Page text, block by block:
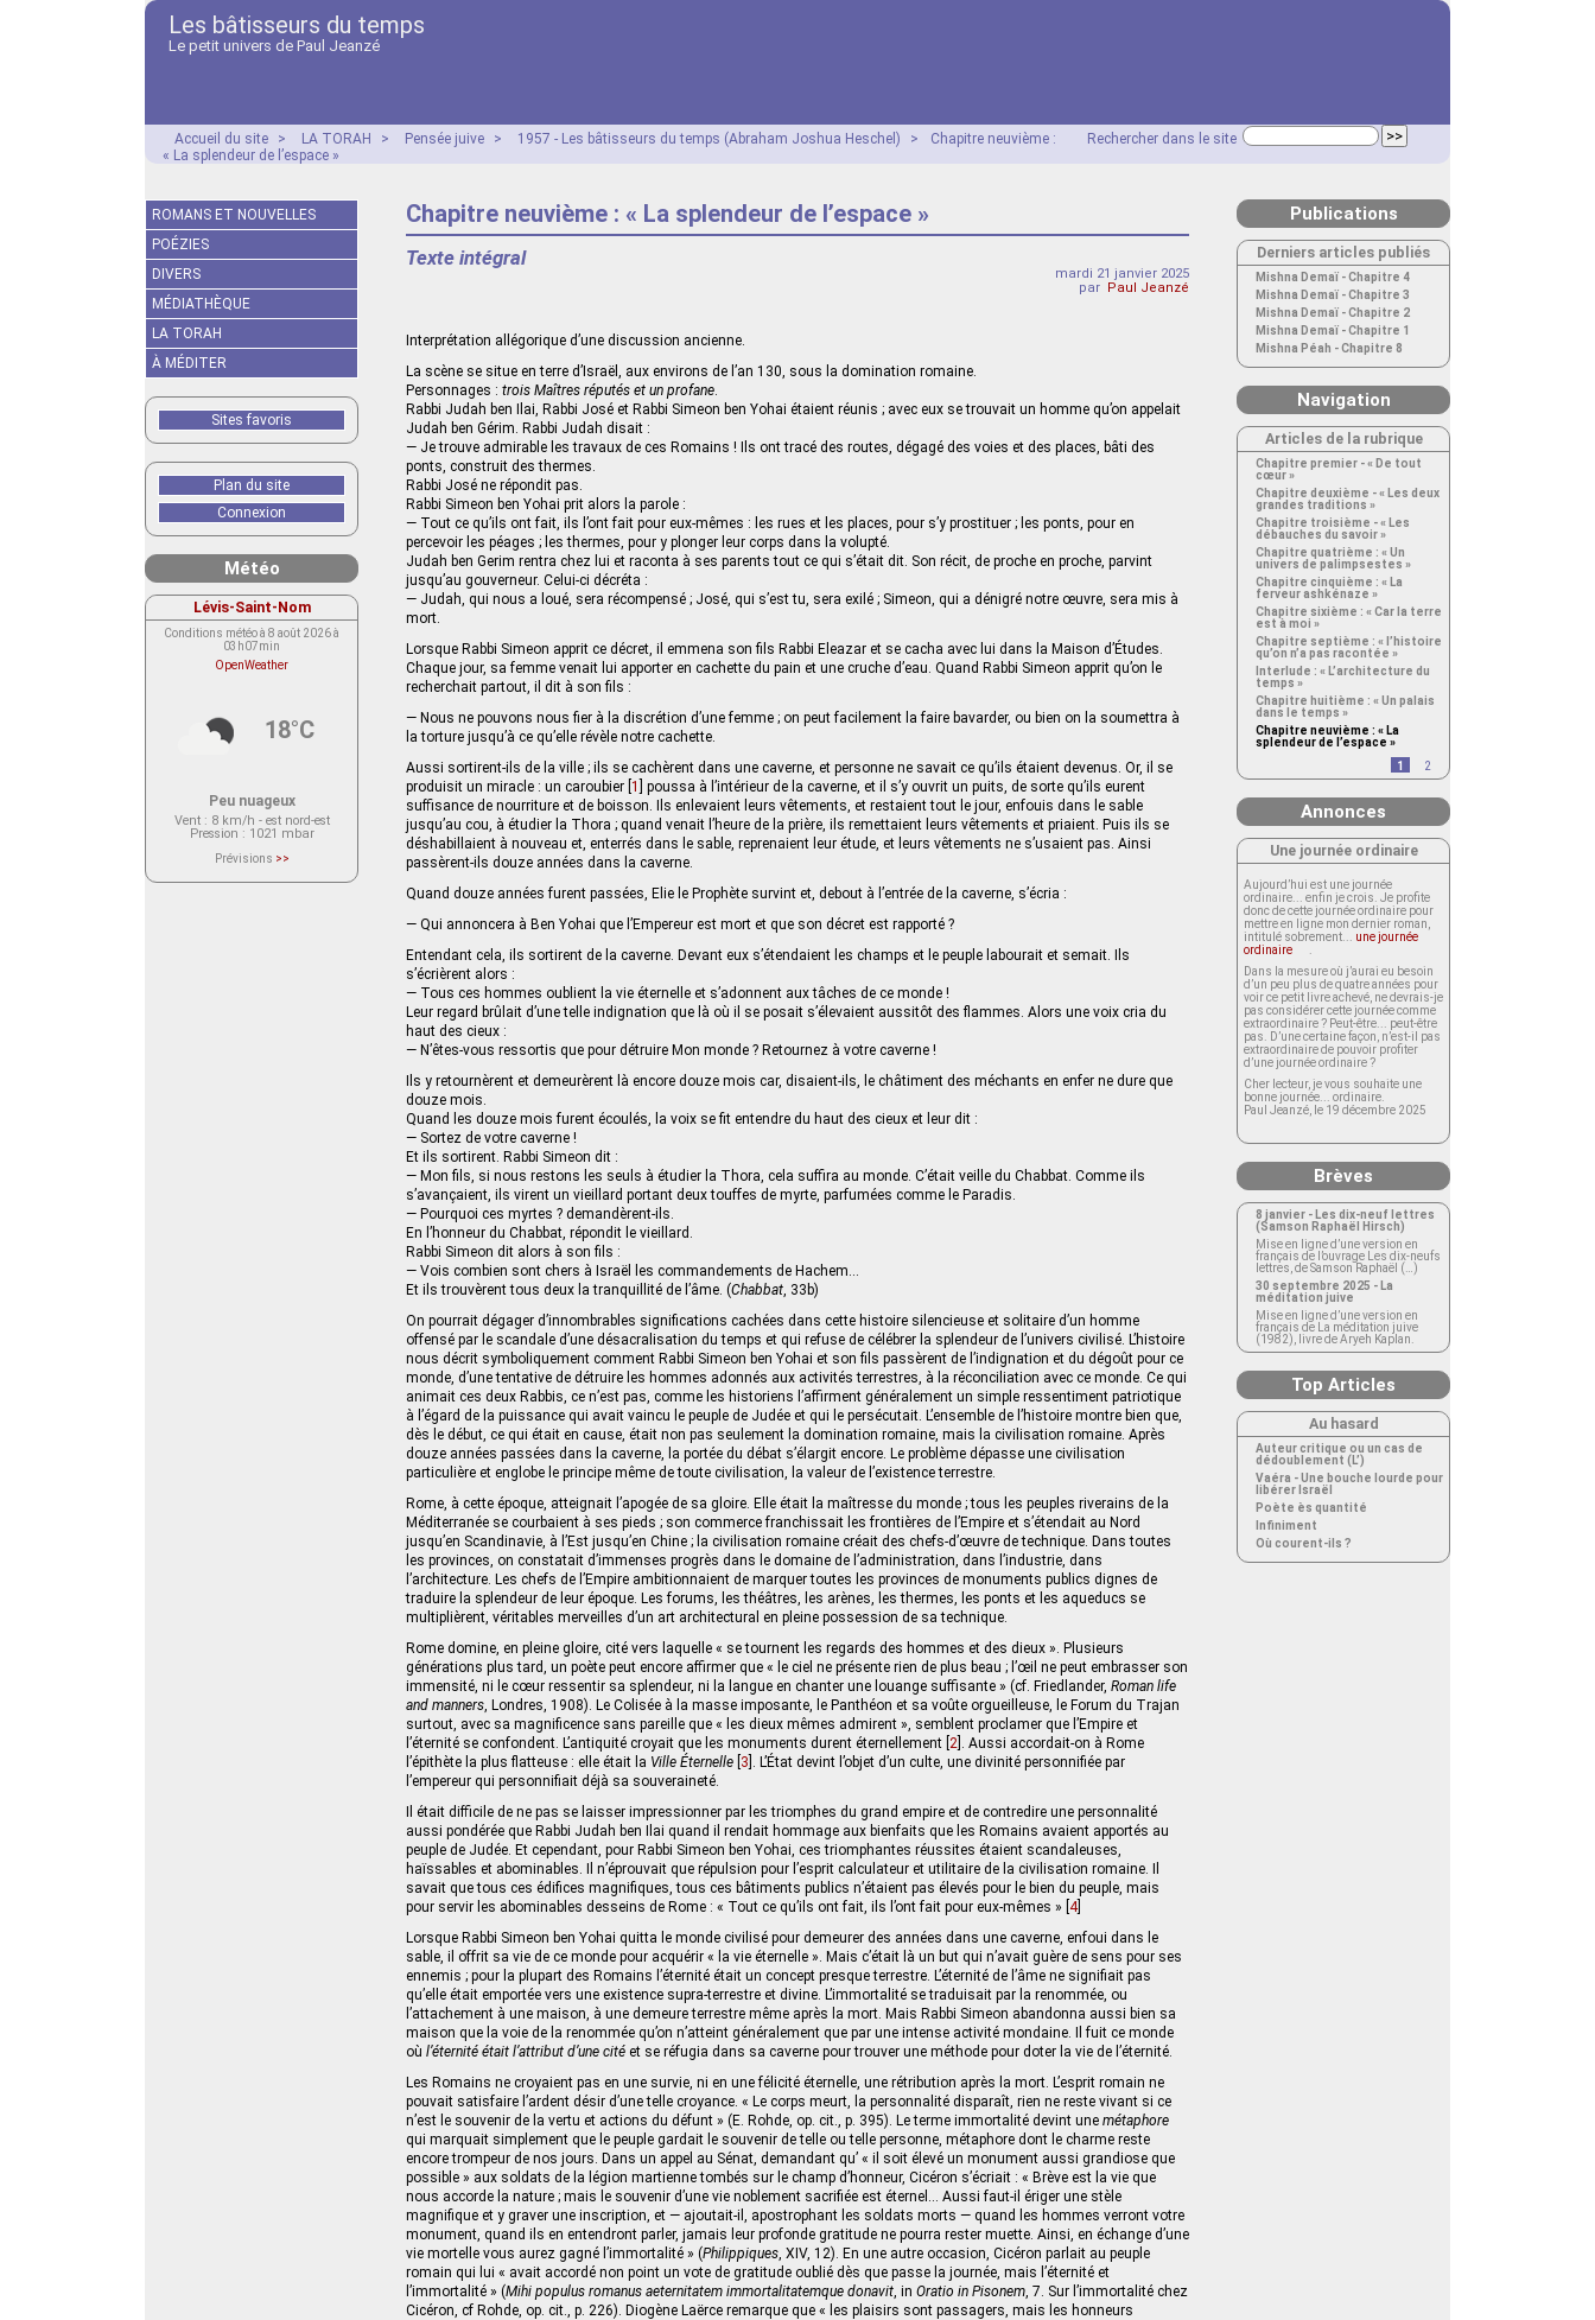
Les bâtisseurs du temps
Le petit univers de Paul Jeanzé
Rechercher dans le site
Accueil du site > LA TORAH > Pensée juive > 1957 - Les bâtisseurs du temps (Abraham Joshua Heschel) >
Chapitre neuvième :
« La splendeur de l’espace »
Chapitre neuvième : « La splendeur de l’espace »
Texte intégral
mardi 21 janvier 2025
par Paul Jeanzé
Interprétation allégorique d’une discussion ancienne.
La scène se situe en terre d’Israël, aux environs de l’an 130, sous la domination romaine.
Personnages : trois Maîtres réputés et un profane.
Rabbi Judah ben Ilai, Rabbi José et Rabbi Simeon ben Yohai étaient réunis ; avec eux se trouvait un homme qu’on appelait
Judah ben Gérim. Rabbi Judah disait :
— Je trouve admirable les travaux de ces Romains ! Ils ont tracé des routes, dégagé des voies et des places, bâti des
ponts, construit des thermes.
Rabbi José ne répondit pas.
Rabbi Simeon ben Yohai prit alors la parole :
— Tout ce qu’ils ont fait, ils l’ont fait pour eux-mêmes : les rues et les places, pour s’y prostituer ; les ponts, pour en
percevoir les péages ; les thermes, pour y plonger leur corps dans la volupté.
Judah ben Gerim rentra chez lui et raconta à ses parents tout ce qui s’était dit. Son récit, de proche en proche, parvint
jusqu’au gouverneur. Celui-ci décréta :
— Judah, qui nous a loué, sera récompensé ; José, qui s’est tu, sera exilé ; Simeon, qui a dénigré notre œuvre, sera mis à
mort.
Lorsque Rabbi Simeon apprit ce décret, il emmena son fils Rabbi Eleazar et se cacha avec lui dans la Maison d’Études.
Chaque jour, sa femme venait lui apporter en cachette du pain et une cruche d’eau. Quand Rabbi Simeon apprit qu’on le
recherchait partout, il dit à son fils :
— Nous ne pouvons nous fier à la discrétion d’une femme ; on peut facilement la faire bavarder, ou bien on la soumettra à
la torture jusqu’à ce qu’elle révèle notre cachette.
Aussi sortirent-ils de la ville ; ils se cachèrent dans une caverne, et personne ne savait ce qu’ils étaient devenus. Or, il se
produisit un miracle : un caroubier 1
poussa à l’intérieur de la caverne, et il s’y ouvrit un puits, de sorte qu’ils eurent
suffisance de nourriture et de boisson. Ils enlevaient leurs vêtements, et restaient tout le jour, enfouis dans le sable
jusqu’au cou, à étudier la Thora ; quand venait l’heure de la prière, ils remettaient leurs vêtements et priaient. Puis ils se
déshabillaient à nouveau et, enterrés dans le sable, reprenaient leur étude, et leurs vêtements ne s’usaient pas. Ainsi
passèrent-ils douze années dans la caverne.
Quand douze années furent passées, Elie le Prophète survint et, debout à l’entrée de la caverne, s’écria :
— Qui annoncera à Ben Yohai que l’Empereur est mort et que son décret est rapporté ?
Entendant cela, ils sortirent de la caverne. Devant eux s’étendaient les champs et le peuple labourait et semait. Ils
s’écrièrent alors :
— Tous ces hommes oublient la vie éternelle et s’adonnent aux tâches de ce monde !
Leur regard brûlait d’une telle indignation que là où il se posait s’élevaient aussitôt des flammes. Alors une voix cria du
haut des cieux :
— N’êtes-vous ressortis que pour détruire Mon monde ? Retournez à votre caverne !
Ils y retournèrent et demeurèrent là encore douze mois car, disaient-ils, le châtiment des méchants en enfer ne dure que
douze mois.
Quand les douze mois furent écoulés, la voix se fit entendre du haut des cieux et leur dit :
— Sortez de votre caverne !
Et ils sortirent. Rabbi Simeon dit :
— Mon fils, si nous restons les seuls à étudier la Thora, cela suffira au monde. C’était veille du Chabbat. Comme ils
s’avançaient, ils virent un vieillard portant deux touffes de myrte, parfumées comme le Paradis.
— Pourquoi ces myrtes ? demandèrent-ils.
En l’honneur du Chabbat, répondit le vieillard.
Rabbi Simeon dit alors à son fils :
— Vois combien sont chers à Israël les commandements de Hachem...
Et ils trouvèrent tous deux la tranquillité de l’âme. (Chabbat, 33b)
On pourrait dégager d’innombrables significations cachées dans cette histoire silencieuse et solitaire d’un homme
offensé par le scandale d’une désacralisation du temps et qui refuse de célébrer la splendeur de l’univers civilisé. L’histoire
nous décrit symboliquement comment Rabbi Simeon ben Yohai et son fils passèrent de l’indignation et du dégoût pour ce
monde, d’une tentative de détruire les hommes adonnés aux activités terrestres, à la réconciliation avec ce monde. Ce qui
animait ces deux Rabbis, ce n’est pas, comme les historiens l’affirment généralement un simple ressentiment patriotique
à l’égard de la puissance qui avait vaincu le peuple de Judée et qui le persécutait. L’ensemble de l’histoire montre bien que,
dès le début, ce qui était en cause, était non pas seulement la domination romaine, mais la civilisation romaine. Après
douze années passées dans la caverne, la portée du débat s’élargit encore. Le problème dépasse une civilisation
particulière et englobe le principe même de toute civilisation, la valeur de l’existence terrestre.
Rome, à cette époque, atteignait l’apogée de sa gloire. Elle était la maîtresse du monde ; tous les peuples riverains de la
Méditerranée se courbaient à ses pieds ; son commerce franchissait les frontières de l’Empire et s’étendait au Nord
jusqu’en Scandinavie, à l’Est jusqu’en Chine ; la civilisation romaine créait des chefs-d’œuvre de technique. Dans toutes
les provinces, on constatait d’immenses progrès dans le domaine de l’administration, dans l’industrie, dans
l’architecture. Les chefs de l’Empire ambitionnaient de marquer toutes les provinces de monuments publics dignes de
traduire la splendeur de leur époque. Les forums, les théâtres, les arènes, les thermes, les ponts et les aqueducs se
multiplièrent, véritables merveilles d’un art architectural en pleine possession de sa technique.
Rome domine, en pleine gloire, cité vers laquelle « se tournent les regards des hommes et des dieux ». Plusieurs
générations plus tard, un poète peut encore affirmer que « le ciel ne présente rien de plus beau ; l’œil ne peut embrasser son
immensité, ni le cœur ressentir sa splendeur, ni la langue en chanter une louange suffisante » (cf. Friedlander, Roman life
and manners, Londres, 1908). Le Colisée à la masse imposante, le Panthéon et sa voûte orgueilleuse, le Forum du Trajan
surtout, avec sa magnificence sans pareille que « les dieux mêmes admirent », semblent proclamer que l’Empire et
l’éternité se confondent. L’antiquité croyait que les monuments durent éternellement 2 . Aussi accordait-on à Rome
l’épithète la plus flatteuse : elle était la Ville Éternelle 3 . L’État devint l’objet d’un culte, une divinité personnifiée par
l’empereur qui personnifiait déjà sa souveraineté.
Il était difficile de ne pas se laisser impressionner par les triomphes du grand empire et de contredire une personnalité
aussi pondérée que Rabbi Judah ben Ilai quand il rendait hommage aux bienfaits que les Romains avaient apportés au
peuple de Judée. Et cependant, pour Rabbi Simeon ben Yohai, ces triomphantes réussites étaient scandaleuses,
haïssables et abominables. Il n’éprouvait que répulsion pour l’esprit calculateur et utilitaire de la civilisation romaine. Il
savait que tous ces édifices magnifiques, tous ces bâtiments publics n’étaient pas élevés pour le bien du peuple, mais
pour servir les abominables desseins de Rome : « Tout ce qu’ils ont fait, ils l’ont fait pour eux-mêmes » 4]
Lorsque Rabbi Simeon ben Yohai quitta le monde civilisé pour demeurer des années dans une caverne, enfoui dans le
sable, il offrit sa vie de ce monde pour acquérir « la vie éternelle ». Mais c’était là un but qui n’avait guère de sens pour ses
ennemis ; pour la plupart des Romains l’éternité était un concept presque terrestre. L’éternité de l’âme ne signifiait pas
qu’elle était emportée vers une existence supra-terrestre et divine. L’immortalité se traduisait par la renommée, ou
l’attachement à une maison, à une demeure terrestre même après la mort. Mais Rabbi Simeon abandonna aussi bien sa
maison que la voie de la renommée qu’on n’atteint généralement que par une intense activité mondaine. Il fuit ce monde
où l’éternité était l’attribut d’une cité et se réfugia dans sa caverne pour trouver une méthode pour doter la vie de l’éternité.
Les Romains ne croyaient pas en une survie, ni en une félicité éternelle, une rétribution après la mort. L’esprit romain ne
pouvait satisfaire l’ardent désir d’une telle croyance. « Le corps meurt, la personnalité disparaît, rien ne reste vivant si ce
n’est le souvenir de la vertu et actions du défunt » (E. Rohde, op. cit., p. 395). Le terme immortalité devint une métaphore
qui marquait simplement que le peuple gardait le souvenir de telle ou telle personne, métaphore dont le charme reste
encore trompeur de nos jours. Dans un appel au Sénat, demandant qu’ « il soit élevé un monument aussi grandiose que
possible » aux soldats de la légion martienne tombés sur le champ d’honneur, Cicéron s’écriait : « Brève est la vie que
nous accorde la nature ; mais le souvenir d’une vie noblement sacrifiée est éternel... Aussi faut-il ériger une stèle
magnifique et y graver une inscription, et — ajoutait-il, apostrophant les soldats morts — quand les hommes verront votre
monument, quand ils en entendront parler, jamais leur profonde gratitude ne pourra rester muette. Ainsi, en échange d’une
vie mortelle vous aurez gagné l’immortalité » (Philippiques, XIV, 12). En une autre occasion, Cicéron parlait au peuple
romain qui lui « avait accordé non point un vote de gratitude oublié dès que passe la journée, mais l’éternité et
l’immortalité » (Mihi populus romanus aeternitatem immortalitatemque donavit, in Oratio in Pisonem, 7. Sur l’immortalité chez
Cicéron, cf Rohde, op. cit., p. 226). Diogène Laërce remarque que « les plaisirs sont passagers, mais les honneurs
ROMANS ET NOUVELLES
POÉZIES
DIVERS
MÉDIATHÈQUE
LA TORAH
À MÉDITER
Sites favoris
Plan du site
Connexion
Météo
Lévis-Saint-Nom
Conditions météo à 8 août 2026 à
03h07min
OpenWeather
18°C
Peu nuageux
Vent: 8 km/h - est nord-est
Pression : 1021 mbar
Prévisions >>
actuellement aucune prévision
Publications
Derniers articles publiés
Mishna Demaï - Chapitre 4
Mishna Demaï - Chapitre 3
Mishna Demaï - Chapitre 2
Mishna Demaï - Chapitre 1
Mishna Péah - Chapitre 8
Navigation
Articles de la rubrique
Chapitre premier - « De tout
cœur »
Chapitre deuxième - « Les deux
grandes traditions »
Chapitre troisième - « Les
débauches du savoir »
Chapitre quatrième : « Un
univers de palimpsestes »
Chapitre cinquième : « La
ferveur ashkénaze »
Chapitre sixième : « Car la terre
est à moi »
Chapitre septième : « l’histoire
qu’on n’a pas racontée »
Interlude : « L’architecture du
temps »
Chapitre huitième : « Un palais
dans le temps »
Chapitre neuvième : « La
splendeur de l’espace »
1
2
Annonces
Une journée ordinaire
Aujourd’hui est une journée
ordinaire... enfin je crois. Je profite
donc de cette journée ordinaire pour
mettre en ligne mon dernier roman,
intitulé sobrement... une journée
ordinaire
Dans la mesure où j’aurai eu besoin
d’un peu plus de quatre années pour
voir ce petit livre achevé, ne devrais-je
pas considérer cette journée comme
extraordinaire ? Peut-être... peut-être
pas. D’une certaine façon, n’est-il pas
extraordinaire de pouvoir profiter
d’une journée ordinaire ?
Cher lecteur, je vous souhaite une
bonne journée... ordinaire.
Paul Jeanzé, le 19 décembre 2025
Brèves
8 janvier - Les dix-neuf lettres
(Samson Raphaël Hirsch)
Mise en ligne d’une version en
français de l’ouvrage Les dix-neufs
lettres, de Samson Raphaël (…)
30 septembre 2025 - La
méditation juive
Mise en ligne d’une version en
français de La méditation juive
(1982), livre de Aryeh Kaplan.
Top Articles
Au hasard
Auteur critique ou un cas de
dédoublement (L’)
Vaéra - Une bouche lourde pour
libérer Israël
Poète ès quantité
Infiniment
Où courent-ils ?